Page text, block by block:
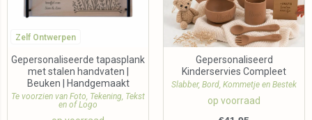
Zelf Ontwerpen
Gepersonaliseerde tapasplank
met stalen handvaten |
Beuken | Handgemaakt
Te voorzien van Foto, Tekening, Tekst
en of Logo
Gepersonaliseerd
Kinderservies Compleet
Slabber, Bord, Kommetje en Bestek
op voorraad